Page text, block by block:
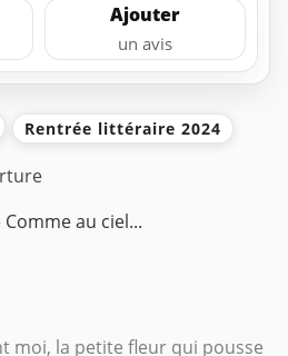
Ajouter
un avis
Rentrée littéraire 2024
Comme au ciel...
moi, la petite fleur qui pousse